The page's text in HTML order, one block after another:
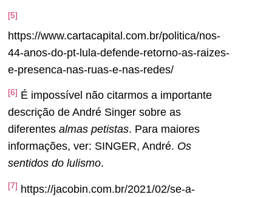
[5]
https://www.cartacapital.com.br/politica/nos-
44-anos-do-pt-lula-defende-retorno-as-raizes-
e-presenca-nas-ruas-e-nas-redes/
[6] É impossível não citarmos a importante
descrição de André Singer sobre as
diferentes almas petistas. Para maiores
informações, ver: SINGER, André. Os
sentidos do lulismo.
[7] https://jacobin.com.br/2021/02/se-a-